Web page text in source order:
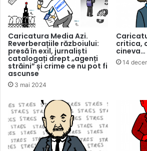
tăierea copacilor în păduri sau
craca de sub picioare
Caricatura Media Azi.
Reverberațiile războiului:
presă în exil, jurnaliști
catalogați drept „agenți
străini” și crime ce nu pot fi
ascunse
3 mai 2024
critica,
cineva…
14